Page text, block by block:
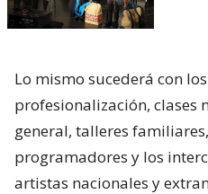
Lo mismo sucederá con
profesionalización,
general, talleres
programadores y los
artistas nacionales y